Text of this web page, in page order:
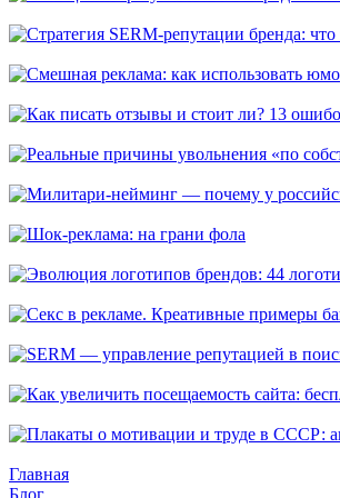
Главная
Блог